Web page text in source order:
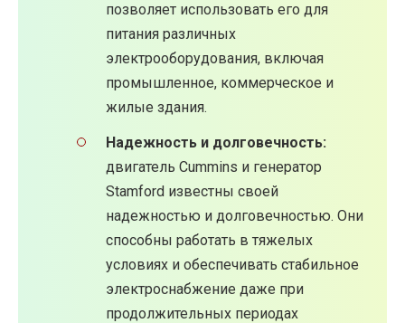
позволяет использовать его для
питания различных
электрооборудования, включая
промышленное, коммерческое и
жилые здания.
Надежность и долговечность:
двигатель Cummins и генератор
Stamford известны своей
надежностью и долговечностью. Они
способны работать в тяжелых
условиях и обеспечивать стабильное
электроснабжение даже при
продолжительных периодах